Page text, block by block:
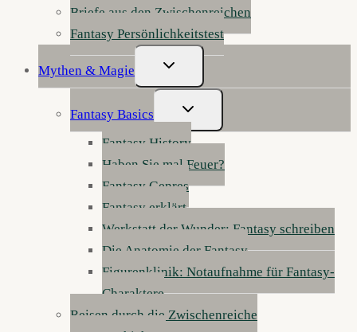
Briefe aus den Zwischenreichen
Fantasy Persönlichkeitstest
Mythen & Magie
Untermenü
Umschalten
Fantasy Basics
Untermenü
Umschalten
Fantasy History
Haben Sie mal Feuer?
Fantasy Genres
Fantasy erklärt
Werkstatt der Wunder: Fantasy schreiben
Die Anatomie der Fantasy
Figurenklinik: Notaufnahme für Fantasy-
Charaktere
Reisen durch die Zwischenreiche